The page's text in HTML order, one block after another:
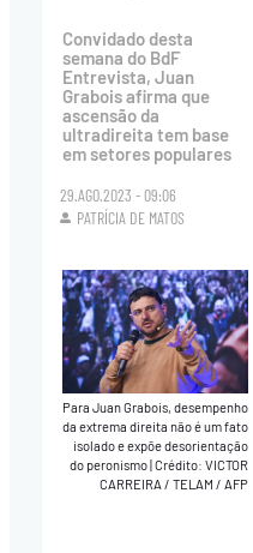
Convidado desta
semana do BdF
Entrevista, Juan
Grabois afirma que
ascensão da
ultradireita tem base
em setores populares
29.AGO.2023 - 09:06
PATRÍCIA DE MATOS
Para Juan Grabois, desempenho
da extrema direita não é um fato
isolado e expõe desorientação
do peronismo Crédito: VICTOR
CARREIRA / TELAM / AFP